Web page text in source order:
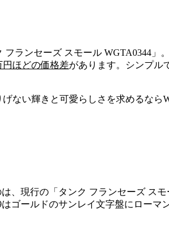
ランセーズ スモール WGTA0344
円ほどの価格差があります。シンプル
ない輝きと可愛らしさを求めるなら
、現行の「タンク フランセーズ ス
ゴールドのサンレイ文字盤にロー